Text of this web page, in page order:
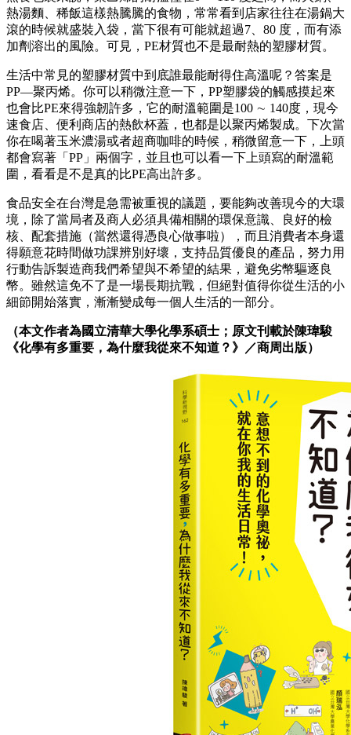
熱湯麵、稀飯這樣熱騰騰的食物，常常看到店家往往在湯鍋大
滾的時候就盛裝入袋，當下很有可能就超過7、80 度，而有添
加劑溶出的風險。可見，PE材質也不是最耐熱的塑膠材質。
生活中常見的塑膠材質中到底誰最能耐得住高溫呢？答案是
PP—聚丙烯。你可以稍微注意一下，PP塑膠袋的觸感摸起來
也會比PE來得強韌許多，它的耐溫範圍是100 ∼ 140度，現今
速食店、便利商店的熱飲杯蓋，也都是以聚丙烯製成。下次當
你在喝著玉米濃湯或者超商咖啡的時候，稍微留意一下，上頭
都會寫著「PP」兩個字，並且也可以看一下上頭寫的耐溫範
圍，看看是不是真的比PE高出許多。
食品安全在台灣是急需被重視的議題，要能夠改善現今的大環
境，除了當局者及商人必須具備相關的環保意識、良好的檢
核、配套措施（當然還得憑良心做事啦），而且消費者本身還
得願意花時間做功課辨別好壞，支持品質優良的產品，努力用
行動告訴製造商我們希望與不希望的結果，避免劣幣驅逐良
幣。雖然這免不了是一場長期抗戰，但絕對值得你從生活的小
細節開始落實，漸漸變成每一個人生活的一部分。
（本文作者為國立清華大學化學系碩士； 原文刊載於陳瑋駿
《化學有多重要，為什麼我從來不知道？》／商周出版）